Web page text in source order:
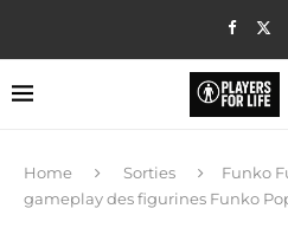
Home Sorties
Funko
gameplay des figurines Funko